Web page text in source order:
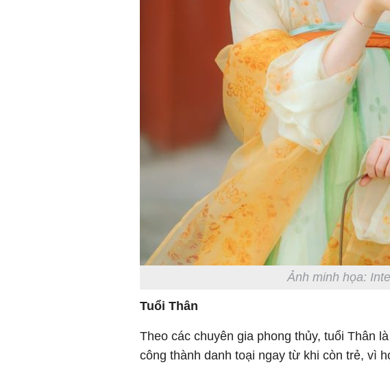
Ảnh minh họa:
Tuổi Thân
Theo các chuyên gia phong thủy, tuổi Thân
công thành danh toại ngay từ khi còn trẻ, vì